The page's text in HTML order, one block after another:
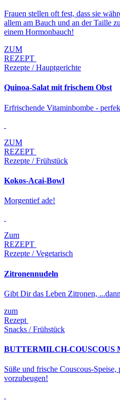
Frauen stellen oft fest, dass sie
allem am Bauch und an der Taille
einem Hormonbauch!
ZUM
REZEPT
Rezepte / Hauptgerichte
Quinoa-Salat mit frischem Obst
Erfrischende Vitaminbombe -
ZUM
REZEPT
Rezepte / Frühstück
Kokos-Acai-Bowl
Morgentief ade!
Zum
REZEPT
Rezepte / Vegetarisch
Zitronennudeln
Gibt Dir das Leben Zitronen,
zum
Rezept
Snacks / Frühstück
BUTTERMILCH-COUSCOUS
Süße und frische Couscous-
vorzubeugen!